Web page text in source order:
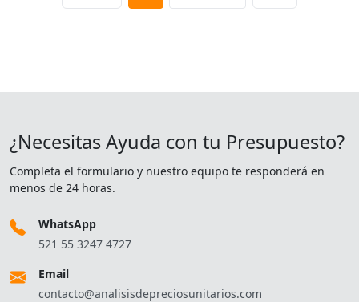
¿Necesitas Ayuda con tu Presupuesto?
Completa el formulario y nuestro equipo te responderá en
menos de 24 horas.
WhatsApp
521 55 3247 4727
Email
contacto@analisisdepreciosunitarios.com